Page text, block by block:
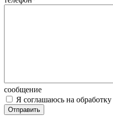
сообщение
Я соглашаюсь на обработку
Отправить